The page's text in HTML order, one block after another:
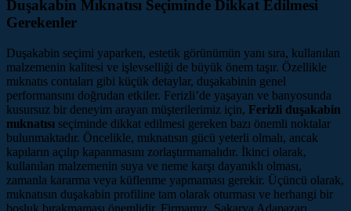
Duşakabin Mıknatısı Seçiminde Dikkat Edilmesi
Gerekenler
Duşakabin seçimi yaparken, estetik görünümün yanı sıra, kullanılan
malzemenin kalitesi ve işlevselliği de büyük önem taşır. Özellikle
mıknatıs contaları gibi küçük detaylar, duşakabinin genel
performansını doğrudan etkiler. Ferizli’de yaşayan ve banyosunda
kusursuz bir deneyim arayan müşterilerimiz için, Ferizli duşakabin
mıknatısı seçiminde dikkat edilmesi gereken bazı önemli noktalar
bulunmaktadır. Öncelikle, mıknatısın gücü yeterli olmalı, ancak
kapıların açılıp kapanmasını zorlaştırmamalıdır. İkinci olarak,
kullanılan malzemenin suya ve neme karşı dayanıklı olması,
zamanla kararma veya küflenme yapmaması gerekir. Üçüncü olarak,
mıknatısın duşakabin profiline tam olarak oturması ve herhangi bir